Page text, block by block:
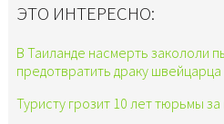
ЭТО ИНТЕРЕСНО:
В Таиланде насмерть закололи
предотвратить драку швейцарца
Туристу грозит 10 лет тюрьмы